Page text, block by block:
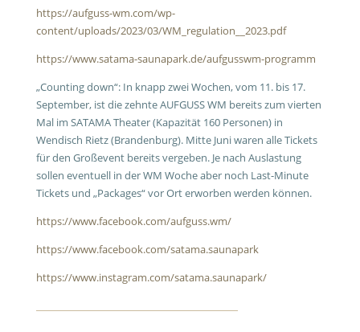
https://aufguss-wm.com/wp-
content/uploads/2023/03/WM_regulation__2023.pdf
https://www.satama-saunapark.de/aufgusswm-programm
„Counting down“: In knapp zwei Wochen, vom 11. bis 17.
September, ist die zehnte AUFGUSS WM bereits zum vierten
Mal im SATAMA Theater (Kapazität 160 Personen) in
Wendisch Rietz (Brandenburg). Mitte Juni waren alle Tickets
für den Großevent bereits vergeben. Je nach Auslastung
sollen eventuell in der WM Woche aber noch Last-Minute
Tickets und „Packages“ vor Ort erworben werden können.
https://www.facebook.com/aufguss.wm/
https://www.facebook.com/satama.saunapark
https://www.instagram.com/satama.saunapark/